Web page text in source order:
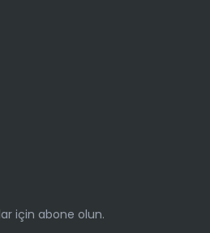
için abone olun.